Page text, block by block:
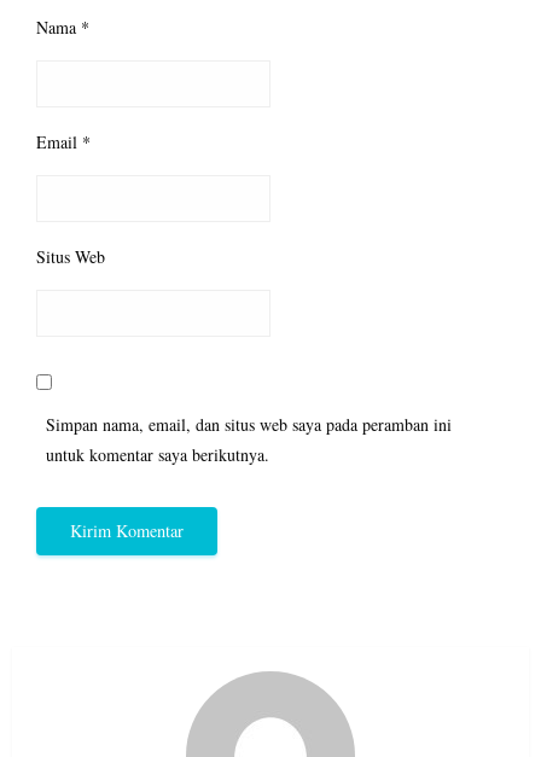
Nama *
Email *
Situs Web
Simpan nama, email, dan situs web saya pada peramban ini
untuk komentar saya berikutnya.